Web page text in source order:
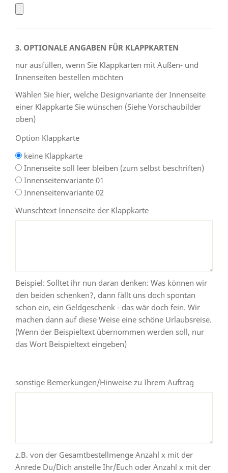
3. OPTIONALE ANGABEN FÜR KLAPPKARTEN
nur ausfüllen, wenn Sie Klappkarten mit Außen- und
Innenseiten bestellen möchten
Wählen Sie hier, welche Designvariante der Innenseite
einer Klappkarte Sie wünschen (Siehe Vorschaubilder
oben)
Option Klappkarte
keine Klappkarte
Innenseite soll leer bleiben (zum selbst beschriften)
Innenseitenvariante 01
Innenseitenvariante 02
Wunschtext Innenseite der Klappkarte
Beispiel: Solltet ihr nun daran denken: Was können wir
den beiden schenken?, dann fällt uns doch spontan
schon ein, ein Geldgeschenk - das wär doch fein. Wir
machen dann auf diese Weise eine schöne Urlaubsreise.
(Wenn der Beispieltext übernommen werden soll, nur
das Wort Beispieltext eingeben)
sonstige Bemerkungen/Hinweise zu Ihrem Auftrag
z.B. von der Gesamtbestellmenge Anzahl x mit der
Anrede Du/Dich anstelle Ihr/Euch oder Anzahl x mit der